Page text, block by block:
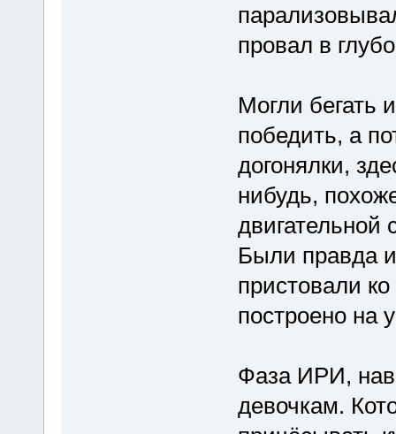
провал в
Могли бегать
победить, а
догонялки,
нибудь,
двигательной
Были правда
пристовали
построено на
Фаза ИРИ,
девочкам.